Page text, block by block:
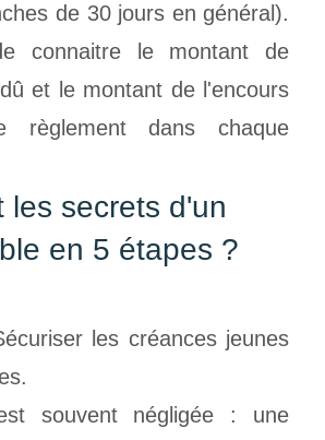
de 30 jours en général).
connaitre le montant de
et le montant de l'encours
règlement dans chaque
les secrets d'un
en 5 étapes ?
les créances jeunes
souvent négligée : une